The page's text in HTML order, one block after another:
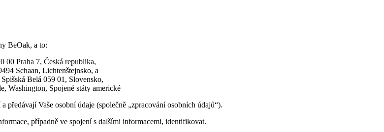
BeOak, a to:
00 Praha 7, Česká republika,
Schaan, Lichtenštejnsko, a
Belá 059 01, Slovensko,
Washington, Spojené státy americké
Vaše osobní údaje (společně „zpracování osobních údajů“).
případně ve spojení s dalšími informacemi, identifikovat.